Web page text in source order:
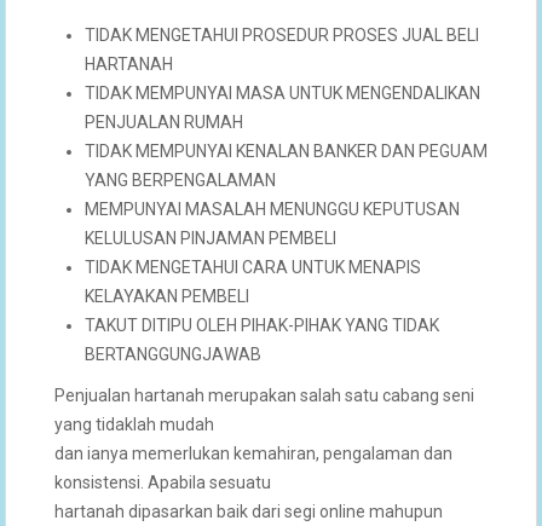
TIDAK MENGETAHUI PROSEDUR PROSES JUAL BELI
HARTANAH
TIDAK MEMPUNYAI MASA UNTUK MENGENDALIKAN
PENJUALAN RUMAH
TIDAK MEMPUNYAI KENALAN BANKER DAN PEGUAM
YANG BERPENGALAMAN
MEMPUNYAI MASALAH MENUNGGU KEPUTUSAN
KELULUSAN PINJAMAN PEMBELI
TIDAK MENGETAHUI CARA UNTUK MENAPIS
KELAYAKAN PEMBELI
TAKUT DITIPU OLEH PIHAK-PIHAK YANG TIDAK
BERTANGGUNGJAWAB
Penjualan hartanah merupakan salah satu cabang seni
yang tidaklah mudah
dan ianya memerlukan kemahiran, pengalaman dan
konsistensi. Apabila sesuatu
hartanah dipasarkan baik dari segi online mahupun